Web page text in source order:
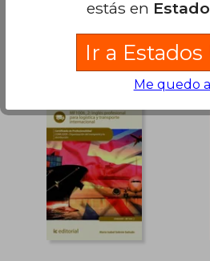
₡ 17.293
Universidad De La Ulpgc,
estás en
Ir a
Me quedo